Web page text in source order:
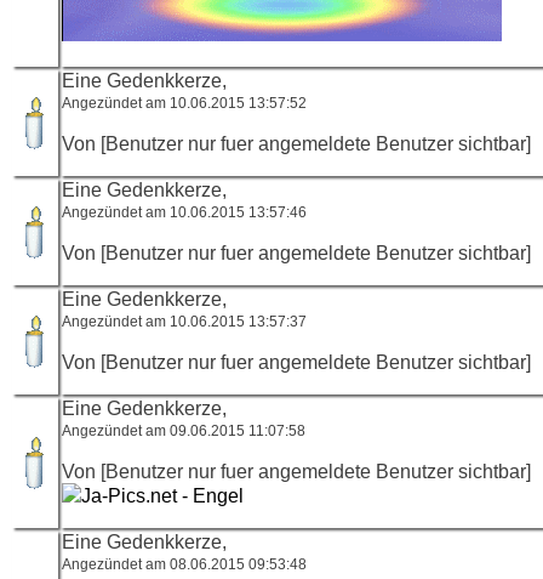
Eine Gedenkkerze,
Angezündet am 10.06.2015 13:57:52
Von [Benutzer nur fuer angemeldete Benutzer sichtbar]
Eine Gedenkkerze,
Angezündet am 10.06.2015 13:57:46
Von [Benutzer nur fuer angemeldete Benutzer sichtbar]
Eine Gedenkkerze,
Angezündet am 10.06.2015 13:57:37
Von [Benutzer nur fuer angemeldete Benutzer sichtbar]
Eine Gedenkkerze,
Angezündet am 09.06.2015 11:07:58
Von [Benutzer nur fuer angemeldete Benutzer sichtbar]
Ja-Pics.net - Engel
Eine Gedenkkerze,
Angezündet am 08.06.2015 09:53:48